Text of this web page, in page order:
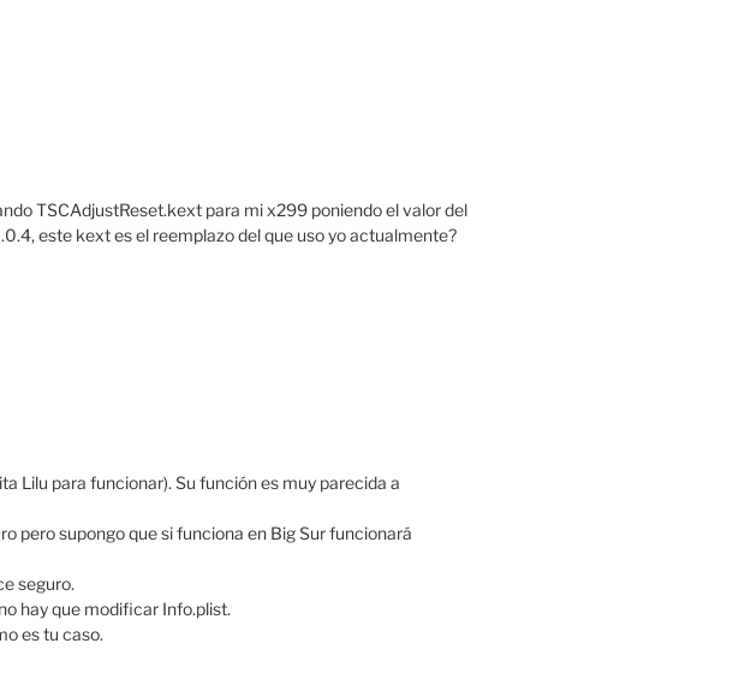
TSCAdjustReset.kext para mi x299 poniendo el valor del
este kext es el reemplazo del que uso yo actualmente?
Lilu para funcionar). Su función es muy parecida a
pero supongo que si funciona en Big Sur funcionará
seguro.
hay que modificar Info.plist.
es tu caso.